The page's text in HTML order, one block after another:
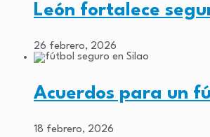
León fortalece
26 febrero, 2026
Acuerdos para un
18 febrero, 2026